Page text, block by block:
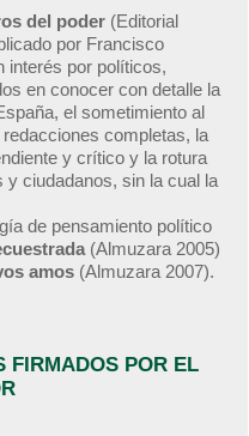
del poder (Editorial
por Francisco
interés por políticos,
en conocer con detalle la
el sometimiento al
completas, la
y crítico y la rotura
y ciudadanos, sin la cual la
de pensamiento político
(Almuzara 2005)
amos (Almuzara 2007).
FIRMADOS POR EL